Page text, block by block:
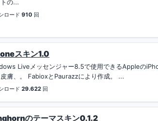
の...
ロード910 回
スキン1.0
Liveメッセンジャー8.5で使用できるAppleの
膚、。 FabioxとPaurazzにより作成。 ...
ロード29.622 回
のテーマスキン0.1.2